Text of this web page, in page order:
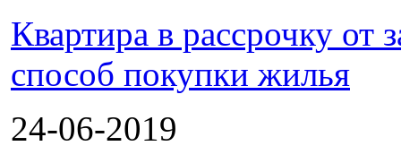
Квартира в рассрочку
способ покупки жилья
24-06-2019